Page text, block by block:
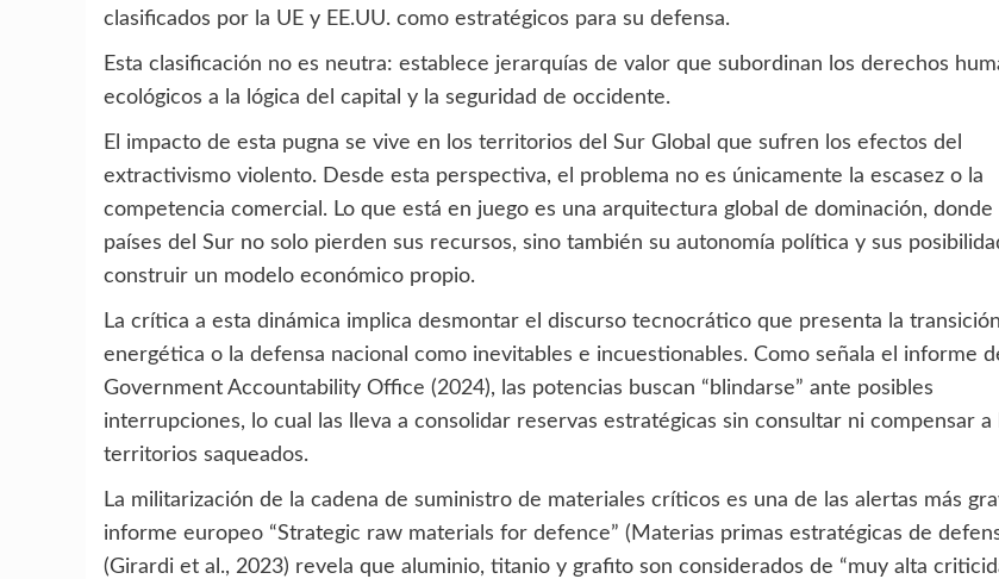
clasificados por la UE y EE.UU. como estratégicos para su defensa.
Esta clasificación no es neutra: establece jerarquías de valor que subordinan los derechos
ecológicos a la lógica del capital y la seguridad de occidente.
El impacto de esta pugna se vive en los territorios del Sur Global que sufren los efectos del
extractivismo violento. Desde esta perspectiva, el problema no es únicamente la escasez o la
competencia comercial. Lo que está en juego es una arquitectura global de dominación, donde
países del Sur no solo pierden sus recursos, sino también su autonomía política y sus
construir un modelo económico propio.
La crítica a esta dinámica implica desmontar el discurso tecnocrático que presenta la transición
energética o la defensa nacional como inevitables e incuestionables. Como señala el informe
Government Accountability Office (2024), las potencias buscan “blindarse” ante posibles
interrupciones, lo cual las lleva a consolidar reservas estratégicas sin consultar ni compensar a
territorios saqueados.
La militarización de la cadena de suministro de materiales críticos es una de las alertas más
informe europeo “Strategic raw materials for defence” (Materias primas estratégicas de
(Girardi et al., 2023) revela que aluminio, titanio y grafito son considerados de “muy alta